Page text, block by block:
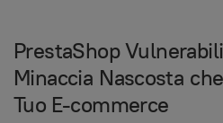
PrestaShop
Minaccia Nascosta
Tuo E-commerce